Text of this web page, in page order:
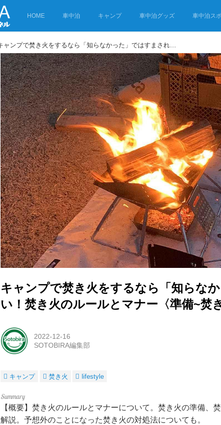
HOME 車中泊 キャンプ 車中泊グッズ 車中泊ス
キャンプで焚き火をするなら「知らなかった」ではすまされない！焚き火のルールとマナー〈準備~焚き火中~撤収まで〉
キャンプで焚き火をするなら「知らな
い！焚き火のルールとマナー〈準備~焚
2022-12-16
SOTOBIRA編集部
キャンプ 焚き火 lifestyle
【概要】焚き火のルールとマナーについて。焚き火の準備、
解説。予想外のことになった焚き火の対処法についても。